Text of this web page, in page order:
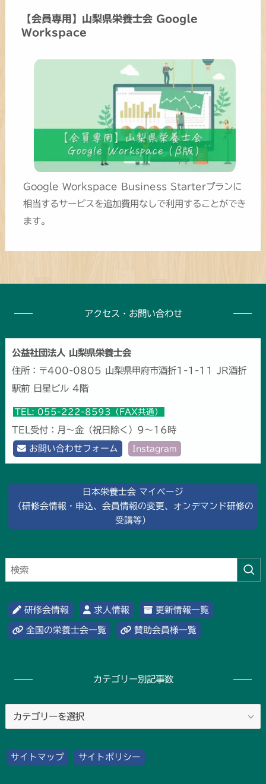
【会員専用】山梨県栄養士会 Google
Workspace
Google Workspace Business Starterプランに
相当するサービスを追加費用なしで利用することができ
ます。
アクセス・お問い合わせ
公益社団法人 山梨県栄養士会
住所：〒400-0805 山梨県甲府市酒折1-1-11 JR酒折
駅前 日星ビル 4階
TEL: 055-222-8593（FAX共通）
TEL受付：月～金（祝日除く）9～16時
お問い合わせフォーム Instagram
日本栄養士会 マイページ
（研修会情報・申込、会員情報の変更、オンデマンド研修の
受講等）
研修会情報 求人情報 更新情報一覧
全国の栄養士会一覧 賛助会員様一覧
カテゴリー別記事数
テ
ゴ
リ
サイトマップ サイトポリシー